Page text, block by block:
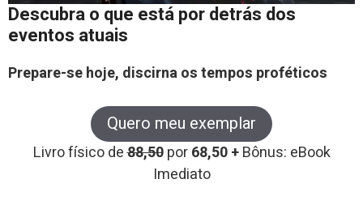
Descubra o que está por detrás dos
eventos atuais
Prepare-se hoje, discirna os tempos proféticos
Quero meu exemplar
Livro físico de88,50 por68,50 +Bônus: eBook
Imediato